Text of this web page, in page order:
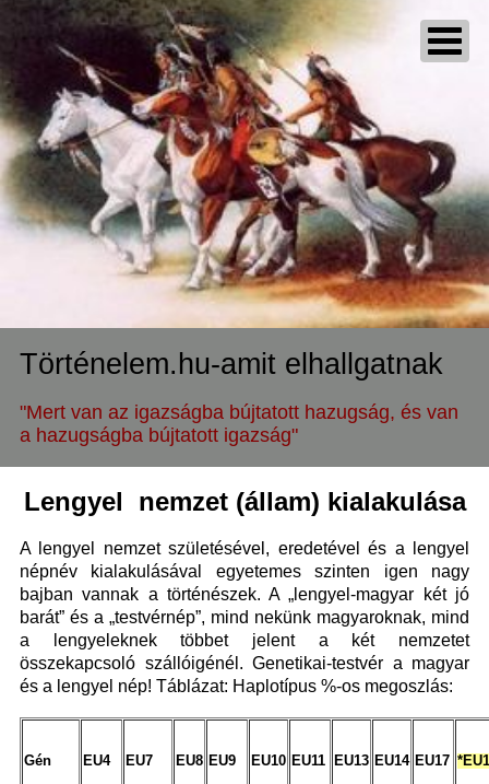
Történelem.hu-amit elhallgatnak
"Mert van az igazságba bújtatott hazugság, és van
a hazugságba bújtatott igazság"
Lengyel nemzet (állam) kialakulása
A lengyel nemzet születésével, eredetével és a lengyel
népnév kialakulásával egyetemes szinten igen nagy
bajban vannak a történészek. A „lengyel-magyar két jó
barát” és a „testvérnép”, mind nekünk magyaroknak, mind
a lengyeleknek többet jelent a két nemzetet
összekapcsoló szállóigénél. Genetikai-testvér a magyar
és a lengyel nép! Táblázat: Haplotípus %-os megoszlás:
Gén EU4 EU7 EU8 EU9 EU10 EU11 EU13 EU14 EU17